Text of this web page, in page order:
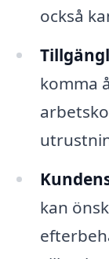
också
komma
kan